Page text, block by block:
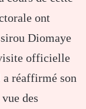
ont
Diomaye
officielle
réaffirmé son
des